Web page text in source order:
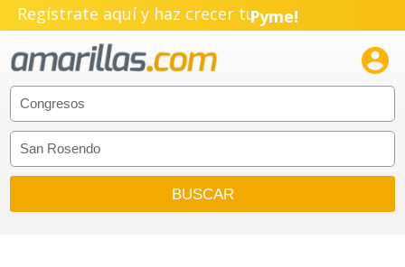
Regístrate aquí y haz crecer tuPyme!
Emprendimiento!
